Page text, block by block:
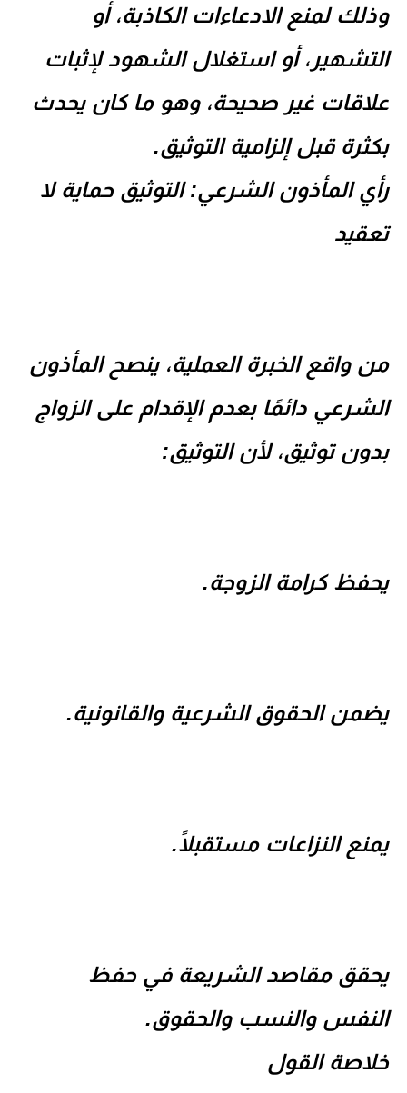
وذلك لمنع الادعاءات الكاذبة، أو
التشهير، أو استغلال الشهود لإثبات
علاقات غير صحيحة، وهو ما كان يحدث
بكثرة قبل إلزامية التوثيق.
رأي المأذون الشرعي: التوثيق حماية لا
تعقيد
من واقع الخبرة العملية، ينصح المأذون
الشرعي دائمًا بعدم الإقدام على الزواج
بدون توثيق، لأن التوثيق:
يحفظ كرامة الزوجة.
يضمن الحقوق الشرعية والقانونية.
يمنع النزاعات مستقبلًا.
يحقق مقاصد الشريعة في حفظ
النفس والنسب والحقوق.
خلاصة القول